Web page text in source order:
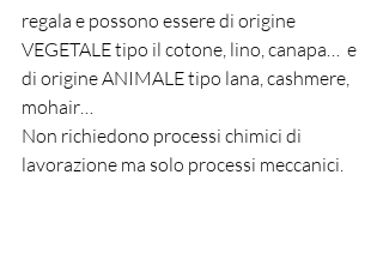
regala e possono essere di origine
VEGETALE tipo il cotone, lino, canapa…  e
di origine ANIMALE tipo lana, cashmere,
mohair…
Non richiedono processi chimici di
lavorazione ma solo processi meccanici.